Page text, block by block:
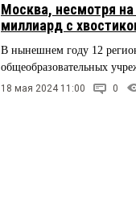
Москва, несмотря
миллиард с
В нынешнем году 12
общеобразовательных
18 мая 2024 11:00 0